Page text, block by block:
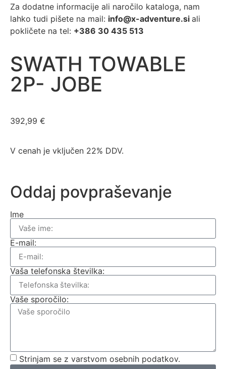
Za dodatne informacije ali naročilo kataloga, nam
lahko tudi pišete na mail: info@x-adventure.si ali
pokličete na tel: +386 30 435 513
SWATH TOWABLE
2P- JOBE
392,99 €
V cenah je vključen 22% DDV.
Oddaj povpraševanje
Ime
E-mail:
Vaša telefonska številka:
Vaše sporočilo:
Strinjam se z varstvom osebnih podatkov.